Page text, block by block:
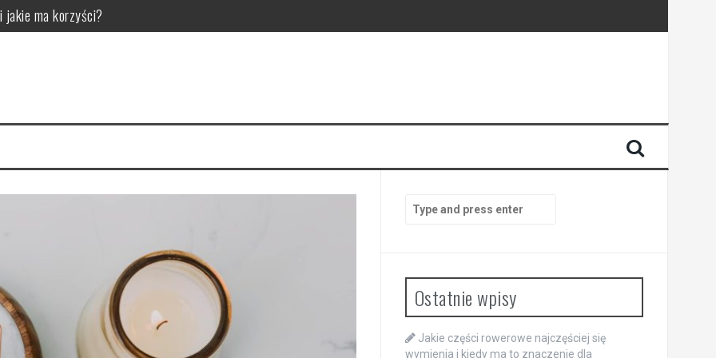
ma korzyści?
internetową Matfel.pl
pielęgnacja
i kiedy ma to znaczenie dla bezpieczeństwa oraz komfortu jazdy
for:
Ostatnie wpisy
Jakie części rowerowe najczęściej się
wymienia i kiedy ma to znaczenie dla